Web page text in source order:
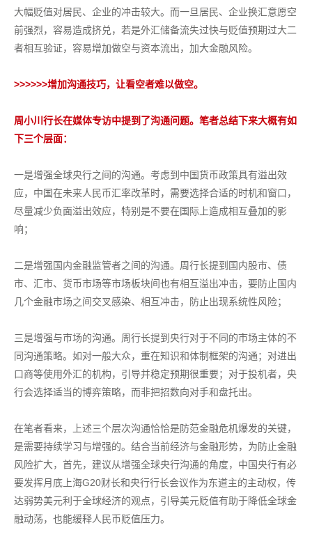
大幅贬值对居民、企业的冲击较大。而一旦居民、企业换汇意愿空
前强烈，容易造成挤兑，若是外汇储备流失过快与贬值预期过大二
者相互验证，容易增加做空与资本流出，加大金融风险。
>>>>>>增加沟通技巧，让看空者难以做空。
周小川行长在媒体专访中提到了沟通问题。笔者总结下来大概有如
下三个层面：
一是增强全球央行之间的沟通。考虑到中国货币政策具有溢出效
应，中国在未来人民币汇率改革时，需要选择合适的时机和窗口，
尽量减少负面溢出效应，特别是不要在国际上造成相互叠加的影
响；
二是增强国内金融监管者之间的沟通。周行长提到国内股市、债
市、汇市、货币市场等市场板块间也有相互溢出冲击，要防止国内
几个金融市场之间交叉感染、相互冲击，防止出现系统性风险；
三是增强与市场的沟通。周行长提到央行对于不同的市场主体的不
同沟通策略。如对一般大众，重在知识和体制框架的沟通；对进出
口商等使用外汇的机构，引导并稳定预期很重要；对于投机者，央
行会选择适当的博弈策略，而非把招数向对手和盘托出。
在笔者看来，上述三个层次沟通恰恰是防范金融危机爆发的关键，
是需要持续学习与增强的。结合当前经济与金融形势，为防止金融
风险扩大，首先，建议从增强全球央行沟通的角度，中国央行有必
要发挥月底上海G20财长和央行行长会议作为东道主的主动权，传
达弱势美元利于全球经济的观点，引导美元贬值有助于降低全球金
融动荡，也能缓释人民币贬值压力。